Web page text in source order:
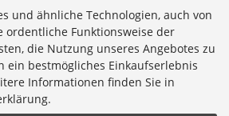
und ähnliche Technologien, auch von
ordentliche Funktionsweise der
die Nutzung unseres Angebotes zu
ein bestmögliches Einkaufserlebnis
Informationen finden Sie in